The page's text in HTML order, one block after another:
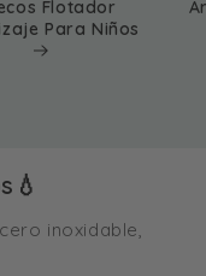
Flotador
Para Niños
inoxidable,